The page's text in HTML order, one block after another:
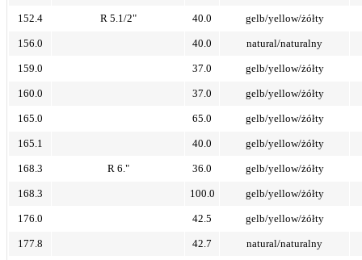
152.4 R 5.1/2" 40.0 gelb/yellow/żółty
156.0 40.0 natural/naturalny
159.0 37.0 gelb/yellow/żółty
160.0 37.0 gelb/yellow/żółty
165.0 65.0 gelb/yellow/żółty
165.1 40.0 gelb/yellow/żółty
168.3 R 6." 36.0 gelb/yellow/żółty
168.3 100.0 gelb/yellow/żółty
176.0 42.5 gelb/yellow/żółty
177.8 42.7 natural/naturalny